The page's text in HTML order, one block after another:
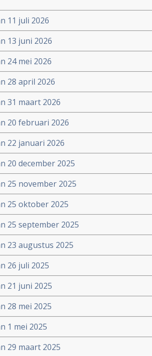
11 juli 2026
13 juni 2026
24 mei 2026
28 april 2026
31 maart 2026
20 februari 2026
22 januari 2026
20 december 2025
25 november 2025
25 oktober 2025
25 september 2025
23 augustus 2025
26 juli 2025
21 juni 2025
28 mei 2025
1 mei 2025
29 maart 2025